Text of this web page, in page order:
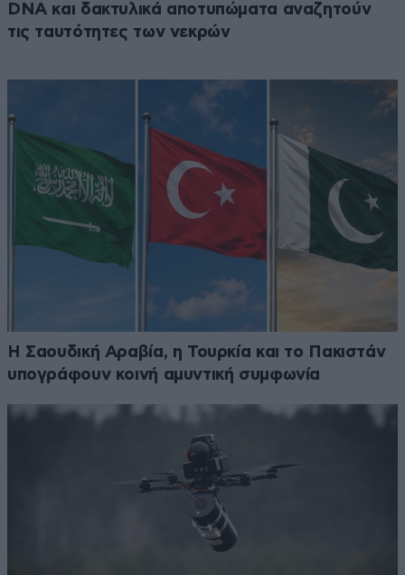
DNA και δακτυλικά αποτυπώματα αναζητούν
τις ταυτότητες των νεκρών
Η Σαουδική Αραβία, η Τουρκία και το Πακιστάν
υπογράφουν κοινή αμυντική συμφωνία